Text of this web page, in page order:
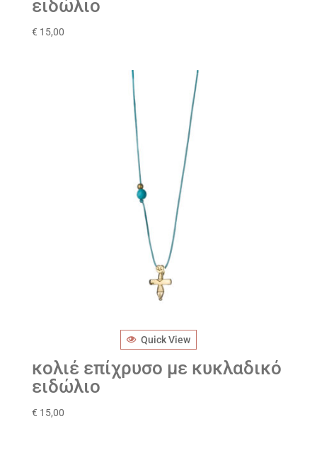
ειδώλιο
€ 15,00
Quick View
κολιέ επίχρυσο με κυκλαδικό
ειδώλιο
€ 15,00